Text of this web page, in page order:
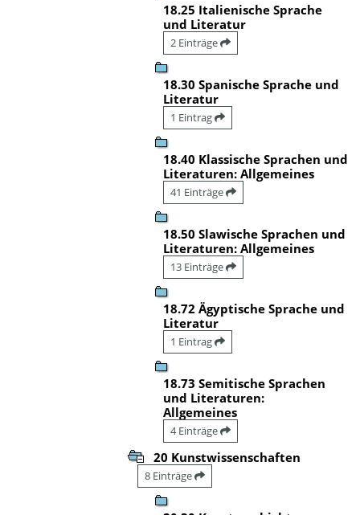
18.25 Italienische Sprache
und Literatur
2 Einträge
18.30 Spanische Sprache und
Literatur
1 Eintrag
18.40 Klassische Sprachen und
Literaturen: Allgemeines
41 Einträge
18.50 Slawische Sprachen und
Literaturen: Allgemeines
13 Einträge
18.72 Ägyptische Sprache und
Literatur
1 Eintrag
18.73 Semitische Sprachen
und Literaturen:
Allgemeines
4 Einträge
20 Kunstwissenschaften
8 Einträge